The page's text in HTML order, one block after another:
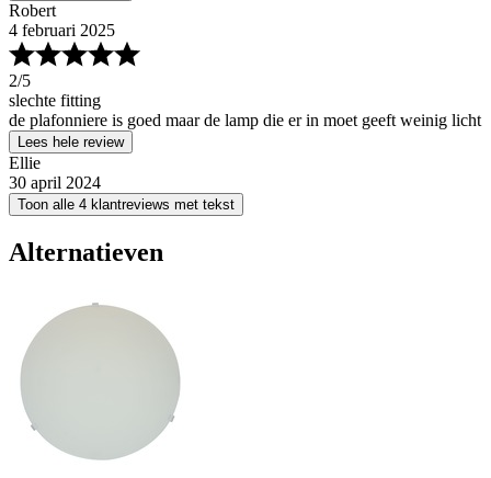
Robert
4 februari 2025
2/5
slechte fitting
de plafonniere is goed maar de lamp die er in moet geeft weinig licht
Lees hele review
Ellie
30 april 2024
Toon alle 4 klantreviews met tekst
Alternatieven